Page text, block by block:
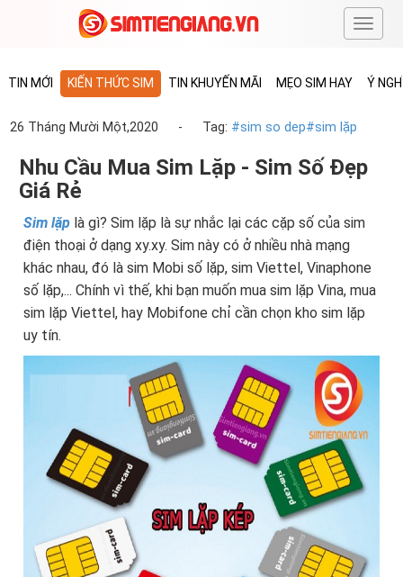
#
TIN MỚI KIẾN THỨC SIM TIN KHUYẾN MÃI MẸO SIM HAY Ý
26 Tháng Mười Một,2020 - Tag: #sim so dep#sim lặp
Nhu Cầu Mua Sim Lặp - Sim Số Đẹp
Giá Rẻ
Sim lặp là gì? Sim lặp là sự nhắc lại các cặp số của sim
điện thoại ở dạng xy.xy. Sim này có ở nhiều nhà mạng
khác nhau, đó là sim Mobi số lặp, sim Viettel, Vinaphone
số lặp,... Chính vì thế, khi bạn muốn mua sim lặp Vina, mua
sim lặp Viettel, hay Mobifone chỉ cần chọn kho sim lặp
uy tín.